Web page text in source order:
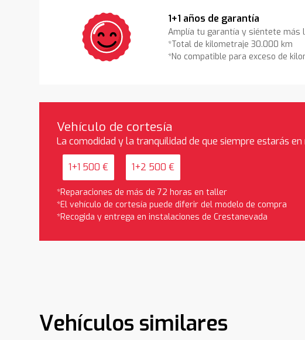
1+1 años de garantía
Amplía tu garantía y siéntete más
*Total de kilometraje 30.000 km
*No compatible para exceso de
Vehículo de cortesía
La comodidad y la tranquilidad de que siempre estarás
1+1 500 € 1+2 500 €
*Reparaciones de más de 72 horas en taller
*El vehículo de cortesía puede diferir del modelo de compra
*Recogida y entrega en instalaciones de Crestanevada
Vehículos similares